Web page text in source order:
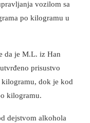
vozilom sa
po kilogramu u
da je M.L. iz Han
prisustvo
dok je kod
kilogramu.
dejstvom alkohola